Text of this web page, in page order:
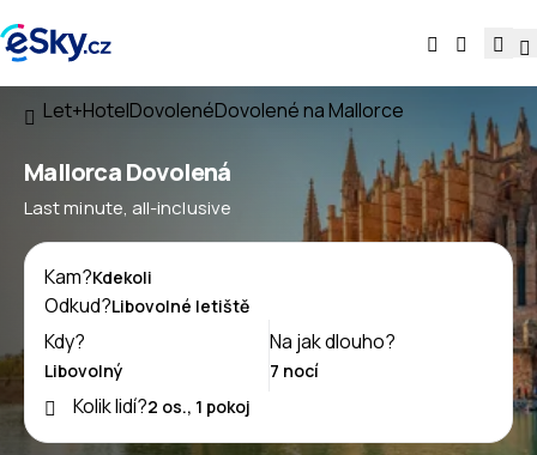
Let+HotelDovolenéDovolené na Mallorce
Mallorca Dovolená
Last minute, all-inclusive
Kam?
Odkud?
Kdy?
Na jak dlouho?
Kolik lidí?